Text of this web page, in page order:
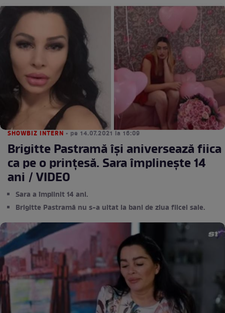
SHOWBIZ INTERN • pe 14.07.2021 la 16:09
Brigitte Pastramă își aniversează fiica
ca pe o prințesă. Sara împlinește 14
ani / VIDEO
Sara a împlinit 14 ani.
Brigitte Pastramă nu s-a uitat la bani de ziua fiicei sale.